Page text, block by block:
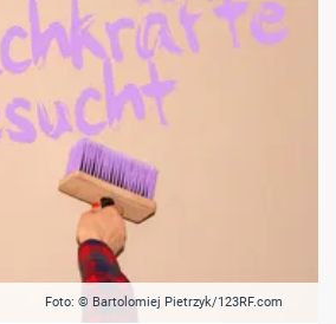
Foto: © Bartolomiej Pietrzyk/123RF.com